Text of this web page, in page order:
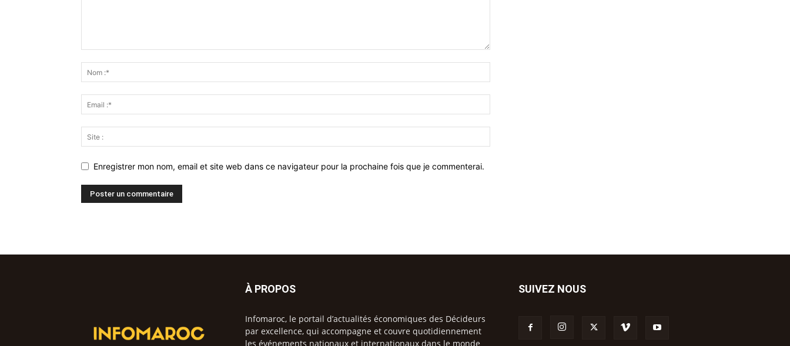
Enregistrer mon nom, email et site web dans ce navigateur pour la prochaine fois que je commenterai.
À PROPOS
Infomaroc, le portail d’actualités économiques des Décideurs
par excellence, qui accompagne et couvre quotidiennement
les événements nationaux et internationaux dans le monde
SUIVEZ NOUS